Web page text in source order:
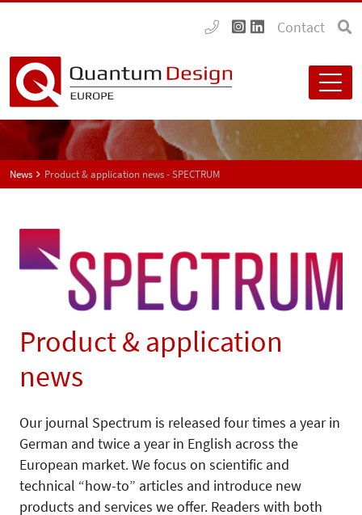
Contact
News Product & application news - SPECTRUM
Product & application
news
Our journal Spectrum is released four times a year in
German and twice a year in English across the
European market. We focus on scientific and
technical “how-to” articles and introduce new
products and services we offer. Readers with both